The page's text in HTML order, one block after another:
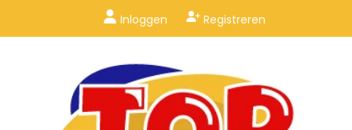
Inloggen Registreren